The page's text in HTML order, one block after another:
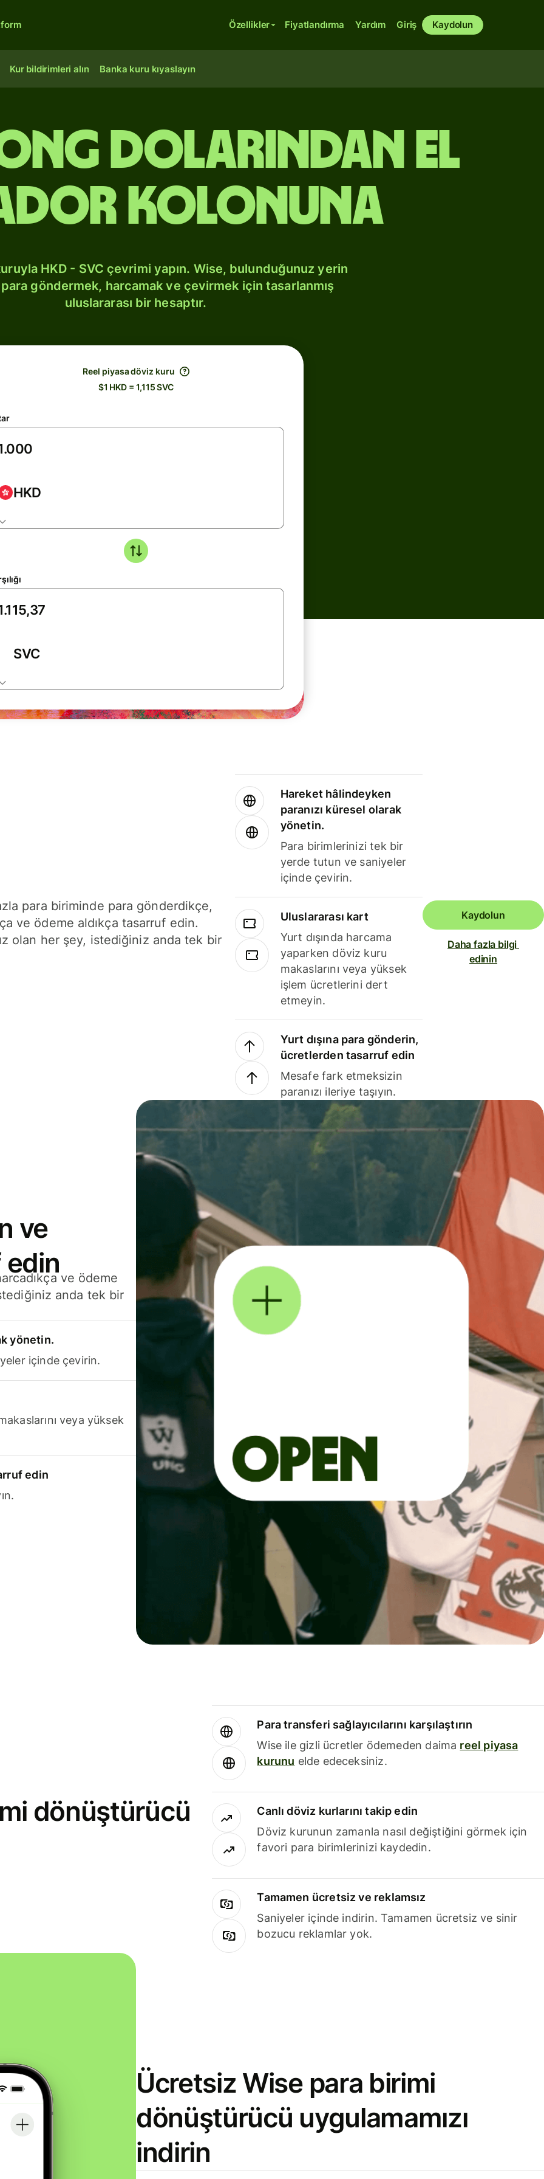
Özellikler Fiyatlandırma Yardım Giriş Kaydolun
Kur bildirimleri alın Banka kuru kıyaslayın
dolarından El
kolonuna
HKD - SVC çevrimi yapın. Wise, bulunduğunuz yerin
göndermek, harcamak ve çevirmek için tasarlanmış
uluslararası bir hesaptır.
Reel piyasa döviz kuru
$1 HKD = 1,115 SVC
HKD
SVC
para biriminde para gönderdikçe,
ve ödeme aldıkça tasarruf edin.
olan her şey, istediğiniz anda tek bir
Hareket hâlindeyken
paranızı küresel olarak
yönetin.
Para birimlerinizi tek bir
yerde tutun ve saniyeler
içinde çevirin.
Uluslararası kart
Yurt dışında harcama
yaparken döviz kuru
makaslarını veya yüksek
işlem ücretlerini dert
etmeyin.
Yurt dışına para gönderin,
ücretlerden tasarruf edin
Mesafe fark etmeksizin
paranızı ileriye taşıyın.
Kaydolun
Daha fazla bilgi
edinin
ve
edinve ödeme
anda tek bir
yönetin.
içinde çevirin.
veya yüksek
edin
dönüştürücü
Para transferi sağlayıcılarını karşılaştırın
Wise ile gizli ücretler ödemeden daima reel piyasa
kurunu elde edeceksiniz.
Canlı döviz kurlarını takip edin
Döviz kurunun zamanla nasıl değiştiğini görmek için
favori para birimlerinizi kaydedin.
Tamamen ücretsiz ve reklamsız
Saniyeler içinde indirin. Tamamen ücretsiz ve sinir
bozucu reklamlar yok.
Ücretsiz Wise para birimi
dönüştürücü uygulamamızı
indirin